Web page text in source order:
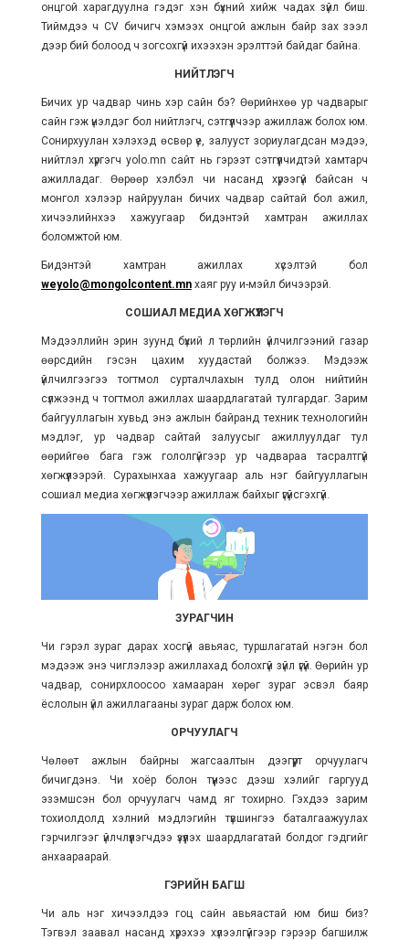
онцгой харагдуулна гэдэг хэн бүхний хийж чадах зүйл биш.
Тиймдээ ч CV бичигч хэмээх онцгой ажлын байр зах зээл
дээр бий болоод ч зогсохгүй ихээхэн эрэлттэй байдаг байна.
НИЙТЛЭГЧ
Бичих ур чадвар чинь хэр сайн бэ? Өөрийнхөө ур чадварыг
сайн гэж үнэлдэг бол нийтлэгч, сэтгүүлчээр ажиллаж болох юм.
Сонирхуулан хэлэхэд өсвөр үе, залууст зориулагдсан мэдээ,
нийтлэл хүргэгч yolo.mn сайт нь гэрээт сэтгүүлчидтэй хамтарч
ажилладаг. Өөрөөр хэлбэл чи насанд хүрээгүй байсан ч
монгол хэлээр найруулан бичих чадвар сайтай бол ажил,
хичээлийнхээ хажуугаар бидэнтэй хамтран ажиллах
боломжтой юм.
Бидэнтэй хамтран ажиллах хүсэлтэй бол
weyolo@mongolcontent.mnхаяг руу и-мэйл бичээрэй.
СОШИАЛ МЕДИА ХӨГЖҮҮЛЭГЧ
Мэдээллийн эрин зуунд бүхий л төрлийн үйлчилгээний газар
өөрсдийн гэсэн цахим хуудастай болжээ. Мэдээж
үйлчилгээгээ тогтмол сурталчлахын тулд олон нийтийн
сүлжээнд ч тогтмол ажиллах шаардлагатай тулгардаг. Зарим
байгууллагын хувьд энэ ажлын байранд техник технологийн
мэдлэг, ур чадвар сайтай залуусыг ажиллуулдаг тул
өөрийгөө бага гэж гололгүйгээр ур чадвараа тасралтгүй
хөгжүүлээрэй. Сурахынхаа хажуугаар аль нэг байгууллагын
сошиал медиа хөгжүүлэгчээр ажиллаж байхыг үгүйсгэхгүй.
ЗУРАГЧИН
Чи гэрэл зураг дарах хосгүй авьяас, туршлагатай нэгэн бол
мэдээж энэ чиглэлээр ажиллахад болохгүй зүйл үгүй. Өөрийн ур
чадвар, сонирхлоосоо хамааран хөрөг зураг эсвэл баяр
ёслолын үйл ажиллагааны зураг дарж болох юм.
ОРЧУУЛАГЧ
Чөлөөт ажлын байрны жагсаалтын дээгүүрт орчуулагч
бичигдэнэ. Чи хоёр болон түүнээс дээш хэлийг гаргууд
эзэмшсэн бол орчуулагч чамд яг тохирно. Гэхдээ зарим
тохиолдолд хэлний мэдлэгийн түвшингээ баталгаажуулах
гэрчилгээг үйлчлүүлэгчдээ үзүүлэх шаардлагатай болдог гэдгийг
анхаараарай.
ГЭРИЙН БАГШ
Чи аль нэг хичээлдээ гоц сайн авьяастай юм биш биз?
Тэгвэл заавал насанд хүрэхээ хүлээлгүйгээр гэрээр багшилж